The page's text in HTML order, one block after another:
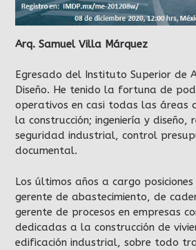
Arq. Samuel Villa Márquez
Egresado del Instituto Superior de
Diseño. He tenido la fortuna de
operativos en casi todas las áreas
la construcción; ingeniería y diseño,
seguridad industrial, control
documental.
Los últimos años a cargo
gerente de abastecimiento, de
gerente de procesos en empresas
dedicadas a la construcción de
edificación industrial, sobre todo